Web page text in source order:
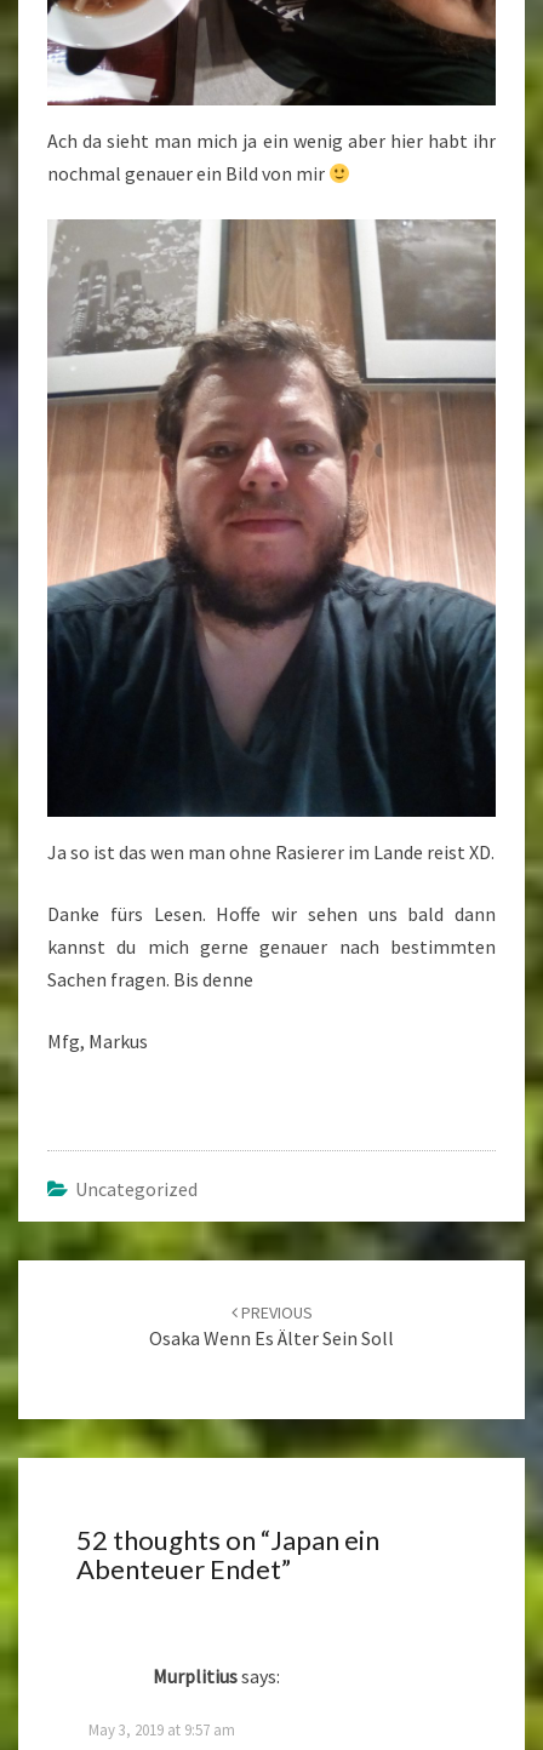
Ach da sieht man mich ja ein wenig aber hier habt ihr
nochmal genauer ein Bild von mir
Ja so ist das wen man ohne Rasierer im Lande reist XD.
Danke fürs Lesen. Hoffe wir sehen uns bald dann
kannst du mich gerne genauer nach bestimmten
Sachen fragen. Bis denne
Mfg, Markus
Uncategorized
PREVIOUS
Osaka Wenn Es Älter Sein Soll
52 thoughts on “Japan ein
Abenteuer Endet”
Murplitiussays:
May 3, 2019 at 9:57 am